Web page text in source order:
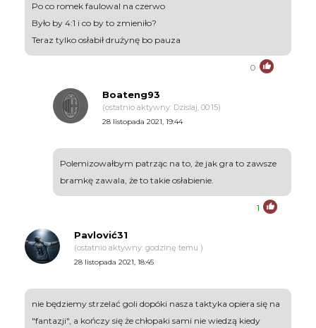
Po co romek faulowal na czerwo
Było by 4:1 i co by to zmieniło?
Teraz tylko osłabił drużynę bo pauza
0
Boateng93
(ostatnio aktywny: Dzisiaj, 00:15)
28 listopada 2021, 19:44
Polemizowałbym patrząc na to, że jak gra to zawsze
bramkę zawala, że to takie osłabienie.
1
Pavlović31
(ostatnio aktywny: godzinę temu )
28 listopada 2021, 18:45
nie będziemy strzelać goli dopóki nasza taktyka opiera się na
"fantazji", a kończy się że chłopaki sami nie wiedzą kiedy